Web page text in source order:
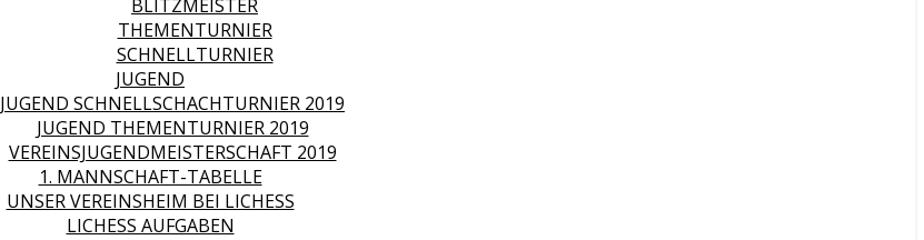
BLITZMEISTER
THEMENTURNIER
SCHNELLTURNIER
JUGEND
JUGEND SCHNELLSCHACHTURNIER 2019
JUGEND THEMENTURNIER 2019
VEREINSJUGENDMEISTERSCHAFT 2019
1. MANNSCHAFT-TABELLE
UNSER VEREINSHEIM BEI LICHESS
LICHESS AUFGABEN